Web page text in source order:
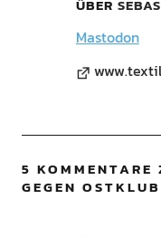
ÜBER
Mastodon
5 KOMMENTARE
GEGEN